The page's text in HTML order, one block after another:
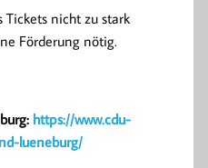
Tickets nicht zu stark
Förderung nötig.
https://www.cdu-
lueneburg/